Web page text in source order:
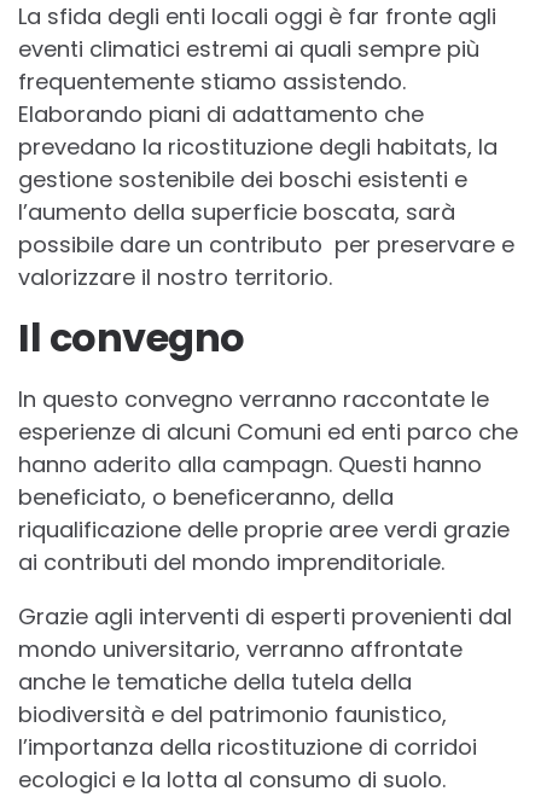
La sfida degli enti locali oggi è far fronte agli
eventi climatici estremi ai quali sempre più
frequentemente stiamo assistendo.
Elaborando piani di adattamento che
prevedano la ricostituzione degli habitats, la
gestione sostenibile dei boschi esistenti e
l’aumento della superficie boscata, sarà
possibile dare un contributo per preservare e
valorizzare il nostro territorio.
Il convegno
In questo convegno verranno raccontate le
esperienze di alcuni Comuni ed enti parco che
hanno aderito alla campagn. Questi hanno
beneficiato, o beneficeranno, della
riqualificazione delle proprie aree verdi grazie
ai contributi del mondo imprenditoriale.
Grazie agli interventi di esperti provenienti dal
mondo universitario, verranno affrontate
anche le tematiche della tutela della
biodiversità e del patrimonio faunistico,
l’importanza della ricostituzione di corridoi
ecologici e la lotta al consumo di suolo.